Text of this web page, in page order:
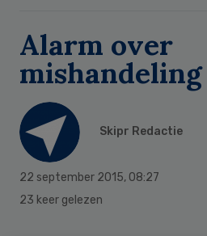
Alarm over
Skipr Redactie
22 september 2015, 08:27
23 keer gelezen